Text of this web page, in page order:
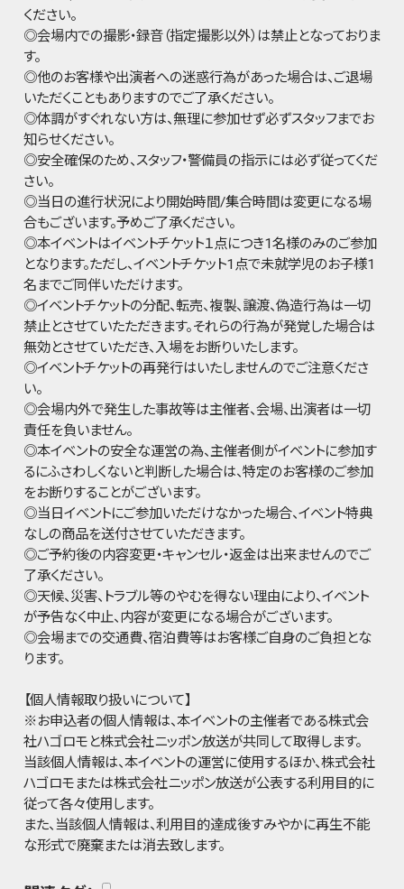
ください。
◎会場内での撮影・録音（指定撮影以外）は禁止となっておりま
す。
◎他のお客様や出演者への迷惑行為があった場合は、ご退場
いただくこともありますのでご了承ください。
◎体調がすぐれない方は、無理に参加せず必ずスタッフまでお
知らせください。
◎安全確保のため、スタッフ・警備員の指示には必ず従ってくだ
さい。
◎当日の進行状況により開始時間/集合時間は変更になる場
合もございます。予めご了承ください。
◎本イベントはイベントチケット１点につき1名様のみのご参加
となります。ただし、イベントチケット1点で未就学児のお子様1
名までご同伴いただけます。
◎イベントチケットの分配、転売、複製、譲渡、偽造行為は一切
禁止とさせていたただきます。それらの行為が発覚した場合は
無効とさせていただき、入場をお断りいたします。
◎イベントチケットの再発行はいたしませんのでご注意くださ
い。
◎会場内外で発生した事故等は主催者、会場、出演者は一切
責任を負いません。
◎本イベントの安全な運営の為、主催者側がイベントに参加す
るにふさわしくないと判断した場合は、特定のお客様のご参加
をお断りすることがございます。
◎当日イベントにご参加いただけなかった場合、イベント特典
なしの商品を送付させていただきます。
◎ご予約後の内容変更・キャンセル・返金は出来ませんのでご
了承ください。
◎天候、災害、トラブル等のやむを得ない理由により、イベント
が予告なく中止、内容が変更になる場合がございます。
◎会場までの交通費、宿泊費等はお客様ご自身のご負担とな
ります。
【個人情報取り扱いについて】
※お申込者の個人情報は、本イベントの主催者である株式会
社ハゴロモと株式会社ニッポン放送が共同して取得します。
当該個人情報は、本イベントの運営に使用するほか、株式会社
ハゴロモまたは株式会社ニッポン放送が公表する利用目的に
従って各々使用します。
また、当該個人情報は、利用目的達成後すみやかに再生不能
な形式で廃棄または消去致します。